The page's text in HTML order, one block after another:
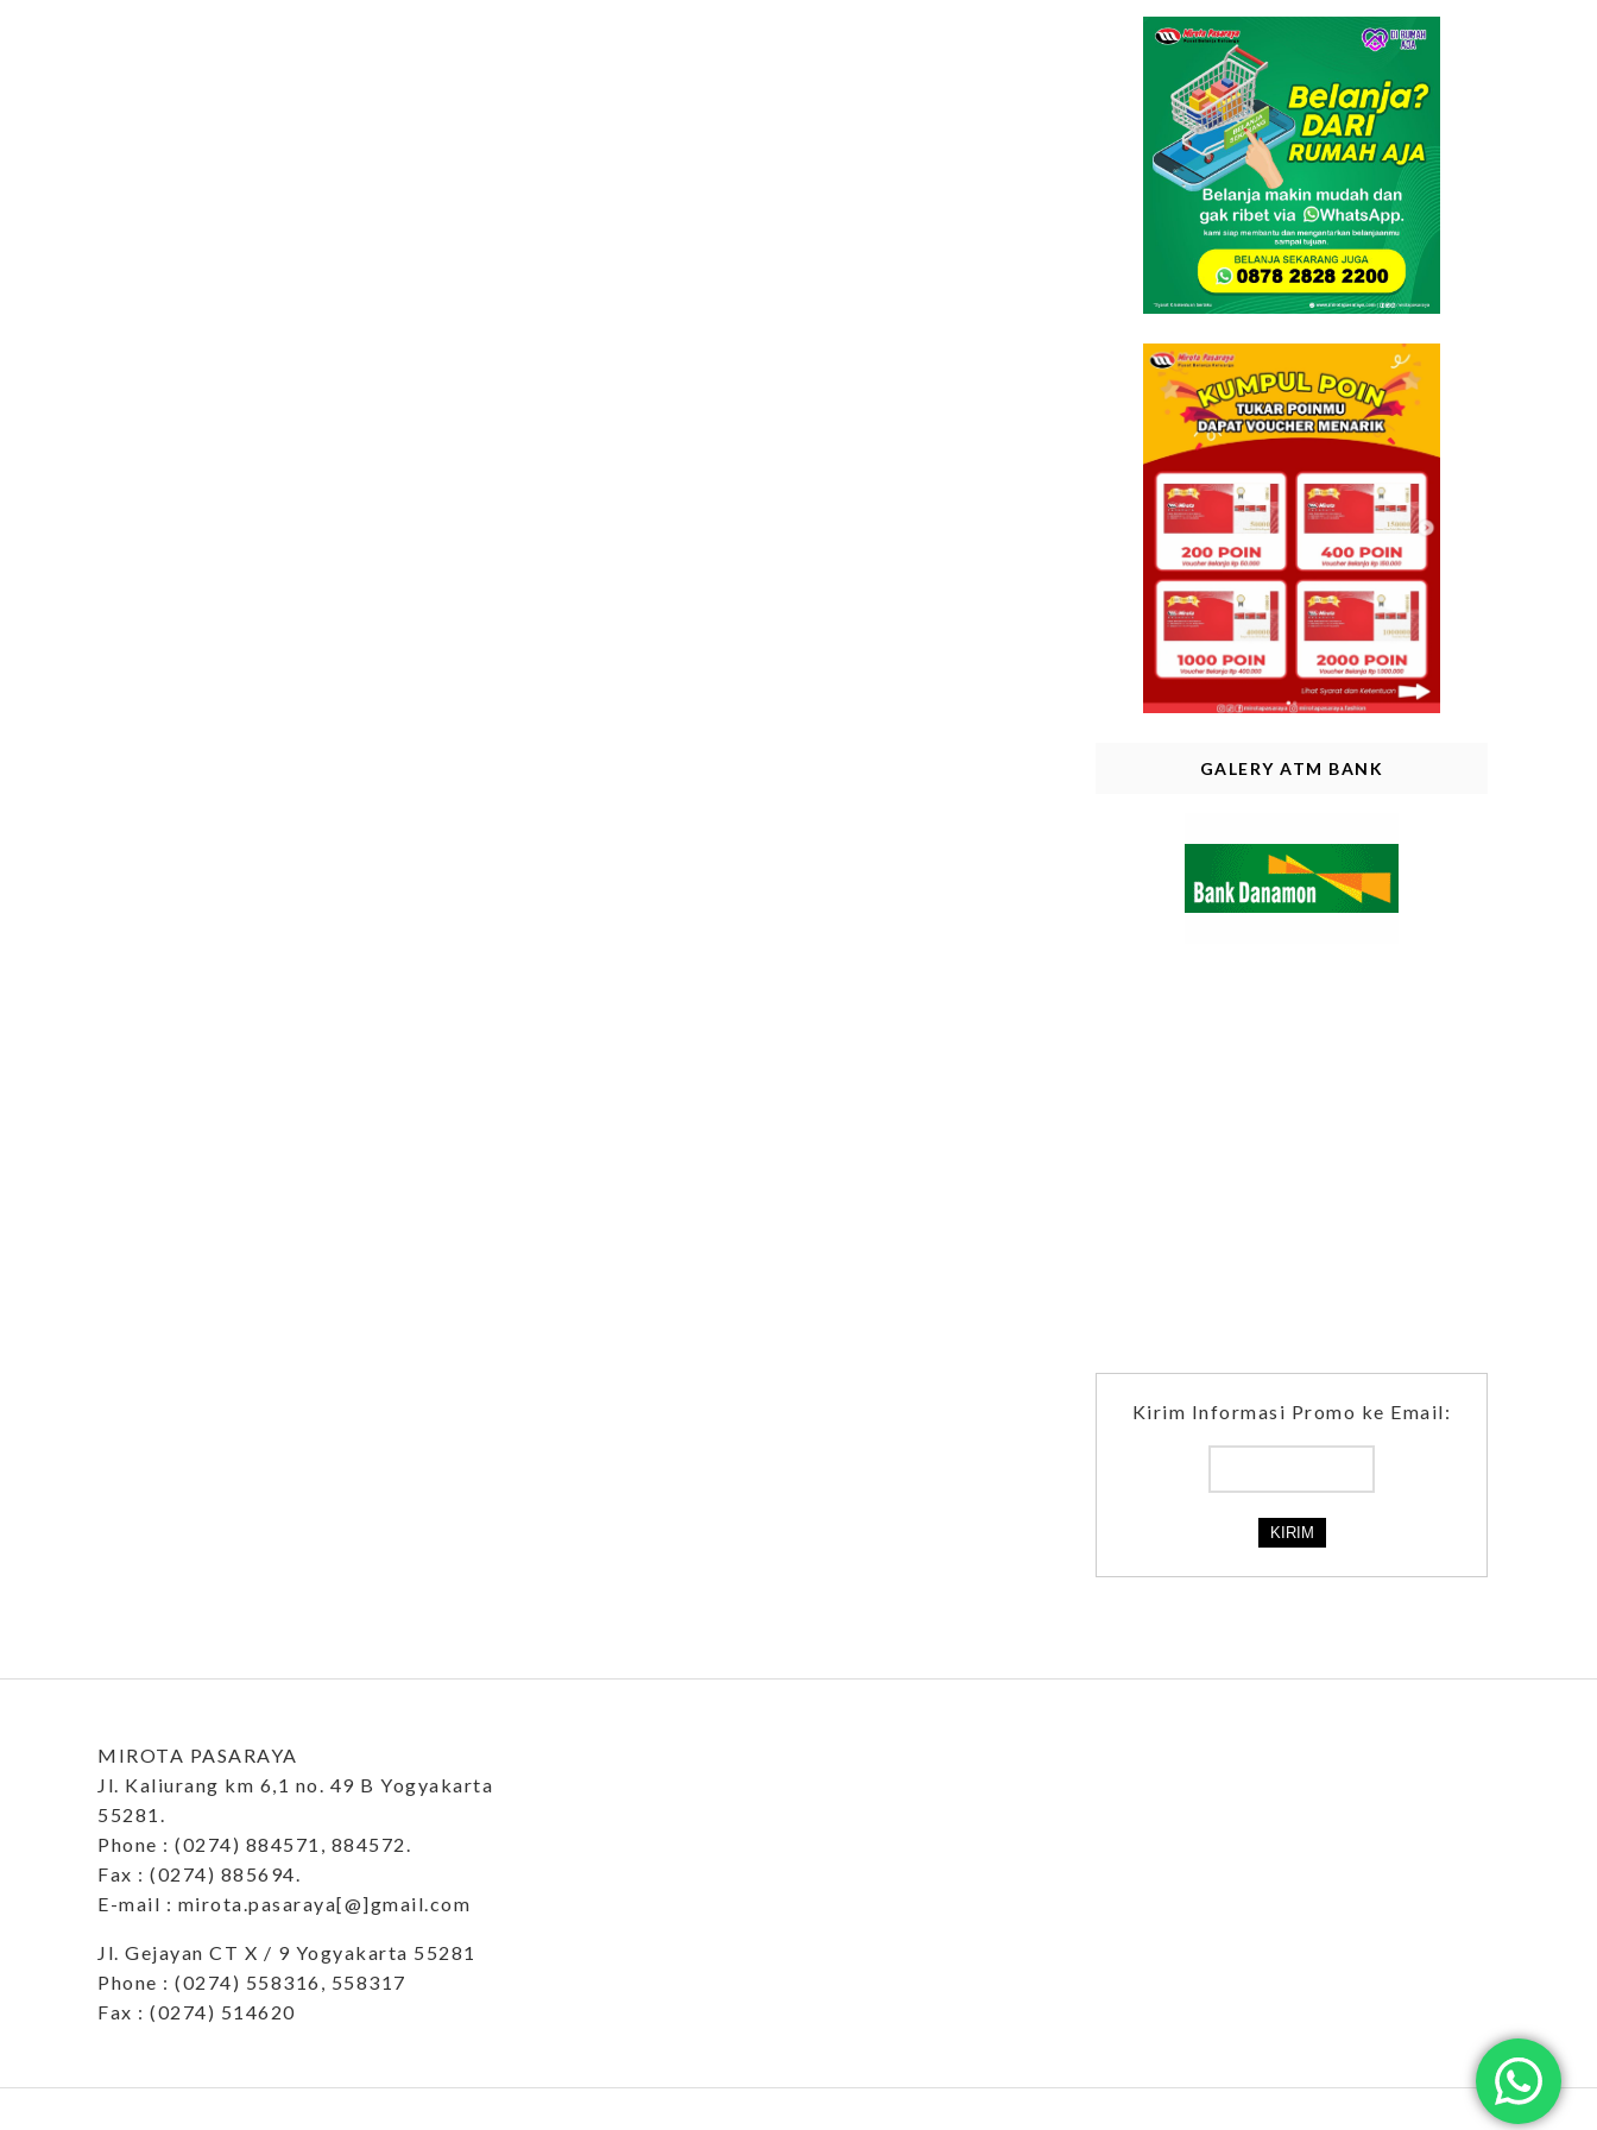
GALERY ATM BANK
Kirim Informasi Promo ke Email:
MIROTA PASARAYA
Jl. Kaliurang km 6,1 no. 49 B Yogyakarta
55281.
Phone : (0274) 884571, 884572.
Fax : (0274) 885694.
E-mail : mirota.pasaraya[@]gmail.com
Jl. Gejayan CT X / 9 Yogyakarta 55281
Phone : (0274) 558316, 558317
Fax : (0274) 514620